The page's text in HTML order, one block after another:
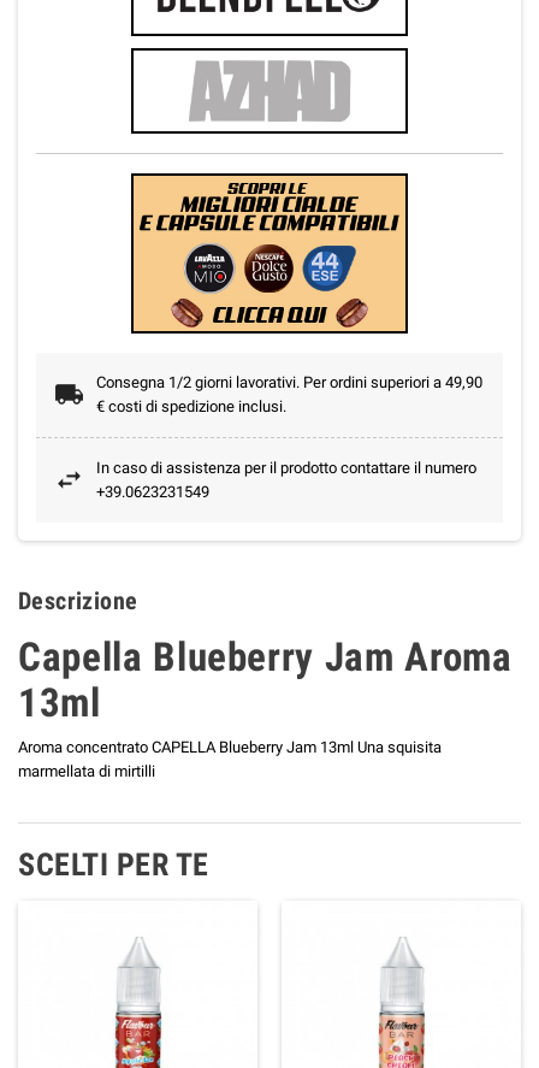
Consegna 1/2 giorni lavorativi. Per ordini superiori a 49,90
€ costi di spedizione inclusi.
In caso di assistenza per il prodotto contattare il numero
+39.0623231549
Descrizione
Capella Blueberry Jam Aroma
13ml
Aroma concentrato CAPELLA Blueberry Jam 13ml Una squisita
marmellata di mirtilli
SCELTI PER TE